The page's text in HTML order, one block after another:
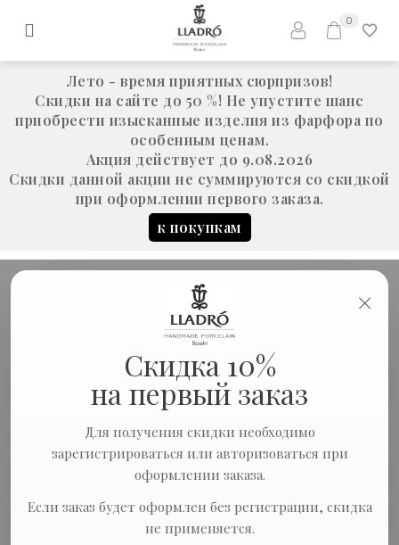
Лето - время приятных сюрпризов!
Скидки на сайте до 50 %! Не упустите шанс
приобрести изысканные изделия из фарфора по
особенным ценам.
Акция действует до 9.08.2026
Скидки данной акции не суммируются со скидкой
при оформлении первого заказа.
к покупкам
0
×
Скидка 10%
на первый заказ
Для получения скидки необходимо
зарегистрироваться или авторизоваться при
оформлении заказа.
Если заказ будет оформлен без регистрации, скидка
не применяется.
ДАРИТЕ С ЛЮБОВЬЮ
Дарите с любовью